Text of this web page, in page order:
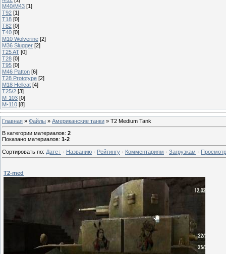
M40/M43 [1]
T92 [1]
T18 [0]
T82 [0]
T40 [0]
M10 Wolverine [2]
M36 Slugger [2]
T25 AT [0]
T28 [0]
T95 [0]
M46 Patton [6]
T28 Prototype [2]
M18 Hellcat [4]
T25/2 [3]
М-103 [0]
М-110 [8]
Главная » Файлы » Американские танки » T2 Medium Tank
В категории материалов: 2
Показано материалов: 1-2
Сортировать по: Дате · Названию · Рейтингу · Комментариям · Загрузкам ·
Т2-med